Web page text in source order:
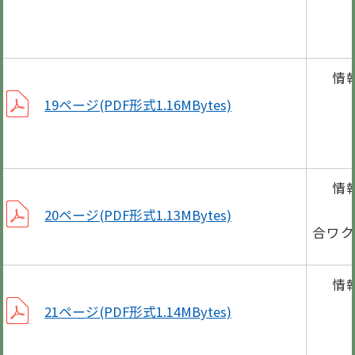
19ページ(PDF形式1.16MBytes)
情
20ページ(PDF形式1.13MBytes)
情
合ワ
21ページ(PDF形式1.14MBytes)
情